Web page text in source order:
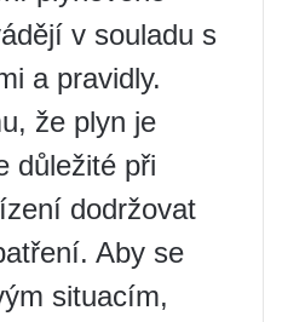
v souladu s
a pravidly.
že plyn je
důležité při
dodržovat
Aby se
situacím,